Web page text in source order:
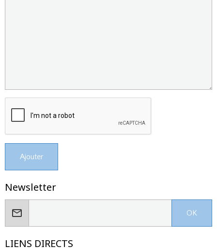
Ajouter
Newsletter
OK
LIENS DIRECTS